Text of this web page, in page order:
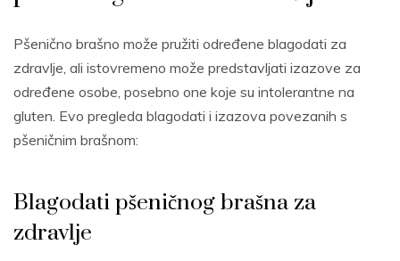
Pšenično brašno može pružiti određene blagodati za
zdravlje, ali istovremeno može predstavljati izazove za
određene osobe, posebno one koje su intolerantne na
gluten. Evo pregleda blagodati i izazova povezanih s
pšeničnim brašnom:
Blagodati pšeničnog brašna za
zdravlje